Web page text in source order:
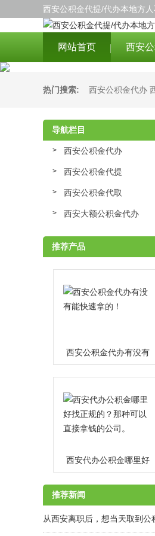
西安公积金代提/代办本地方
网站首页 西安
热门搜索: 西安公积金代办
导航栏目
西安公积金代办
西安公积金代提
西安公积金代取
西安大额公积金代办
推荐产品
西安公积金代办有没有
能快速拿的！
MORE
西安代办公积金哪里好
找正规的？那种可以直
接拿钱的公司。
MORE
推荐新闻
从西安离职后，想当天取到公